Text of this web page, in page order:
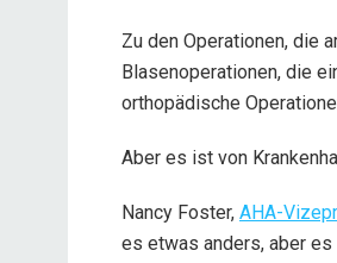
Zu den Operationen, die
Blasenoperationen, die
orthopädische
Aber es ist von
Nancy Foster, AHA-
es etwas anders, aber